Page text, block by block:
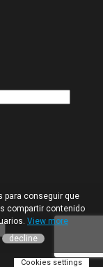
para conseguir que
compartir contenido
View more
decline
Cookies settings